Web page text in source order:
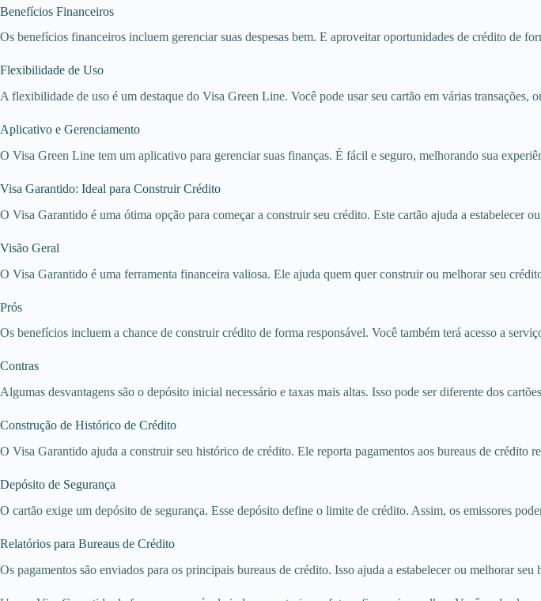
Benefícios Financeiros
Os benefícios financeiros incluem gerenciar suas despesas bem. E aproveitar oportunidades de crédito de
Flexibilidade de Uso
A flexibilidade de uso é um destaque do Visa Green Line. Você pode usar seu cartão em várias transações,
Aplicativo e Gerenciamento
O Visa Green Line tem um aplicativo para gerenciar suas finanças. É fácil e seguro, melhorando sua
Visa Garantido: Ideal para Construir Crédito
O Visa Garantido é uma ótima opção para começar a construir seu crédito. Este cartão ajuda a estabelecer
Visão Geral
O Visa Garantido é uma ferramenta financeira valiosa. Ele ajuda quem quer construir ou melhorar seu
Prós
Os benefícios incluem a chance de construir crédito de forma responsável. Você também terá acesso a
Contras
Algumas desvantagens são o depósito inicial necessário e taxas mais altas. Isso pode ser diferente dos
Construção de Histórico de Crédito
O Visa Garantido ajuda a construir seu histórico de crédito. Ele reporta pagamentos aos bureaus de crédito
Depósito de Segurança
O cartão exige um depósito de segurança. Esse depósito define o limite de crédito. Assim, os emissores
Relatórios para Bureaus de Crédito
Os pagamentos são enviados para os principais bureaus de crédito. Isso ajuda a estabelecer ou melhorar seu